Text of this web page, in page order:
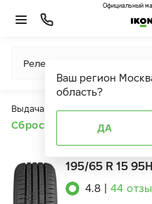
Ваш регион
область?
ДА
Официальный
Релевантность
Выдача продуктов ограничена
Сбросить все фильтры
195/65 R 15
4.8 44